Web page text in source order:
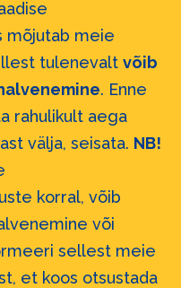
mõjutab meie
tulenevalt võib
. Enne
rahulikult aega
välja, seisata. NB!
korral, võib
või
sellest meie
et koos otsustada